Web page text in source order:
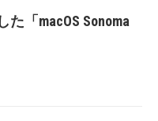
「macOS Sonoma